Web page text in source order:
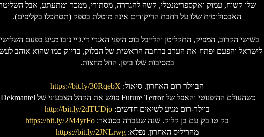
שלו קשוח, עמוק ואקספרימנטלי, קשה להגדרה, מסתורי, ממכר ומתעתע, אבל
האבסולוטית שלו על רחבת הריקודים אינה מוטלת בספק (תסתכלו בקליפים).
בשישי הקרוב, המפיק, התקליטן והלייבל בוס היפני האגדי די.ג'יי נובו מגיע בפעם
לישראל והפעם יפתח את הערב ברחבה הראשית של הבלוק, בדיוק כמו שהוא אוהב
במסיבות שלו ביפן, החל מחצות.
הבוילר רום האחרון. סיאול: https://bit.ly/30RqebX
בוילר-רום מגיע לשיאים חדשים:http://bit.ly/2dTUDjo
בק טו בק עם בן קלוק. שנה שעברה בסונאר: https://bit.ly/2M4yrFo
מהריליס האחרון. נפלא:https://bit.ly/2JNLrwg